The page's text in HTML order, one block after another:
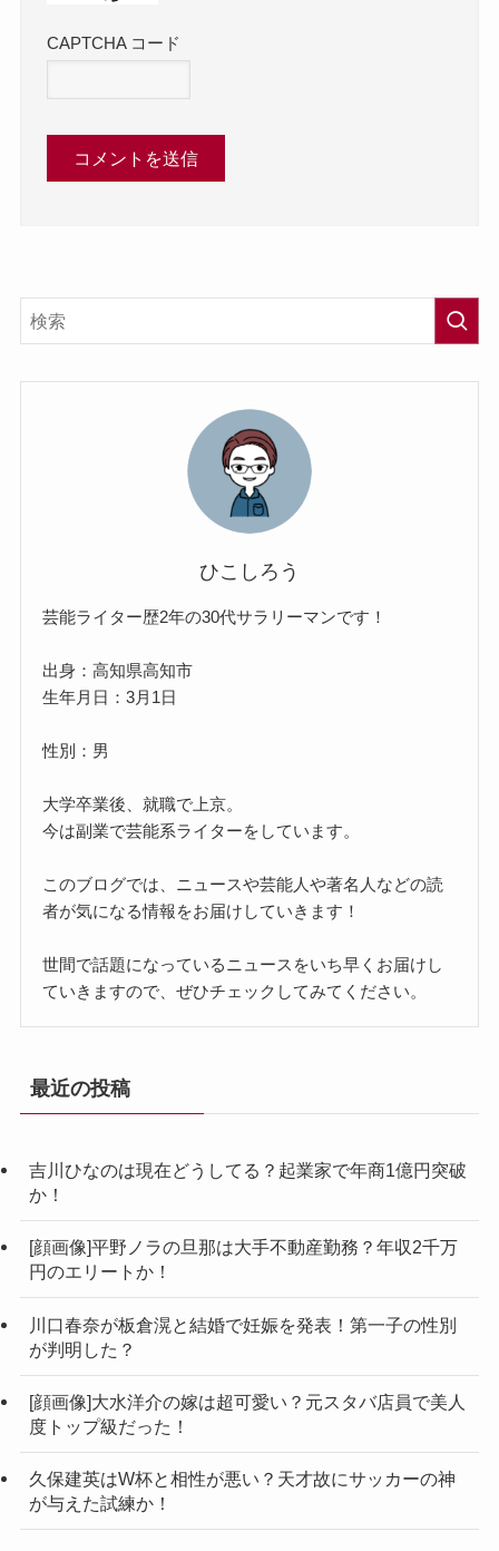
CAPTCHA コード
ひこしろう
芸能ライター歴2年の30代サラリーマンです！
出身：高知県高知市
生年月日：3月1日
性別：男
大学卒業後、就職で上京。
今は副業で芸能系ライターをしています。
このブログでは、ニュースや芸能人や著名人などの読
者が気になる情報をお届けしていきます！
世間で話題になっているニュースをいち早くお届けし
ていきますので、ぜひチェックしてみてください。
最近の投稿
吉川ひなのは現在どうしてる？起業家で年商1億円突破
か！
[顔画像]平野ノラの旦那は大手不動産勤務？年収2千万
円のエリートか！
川口春奈が板倉滉と結婚で妊娠を発表！第一子の性別
が判明した？
[顔画像]大水洋介の嫁は超可愛い？元スタバ店員で美人
度トップ級だった！
久保建英はW杯と相性が悪い？天才故にサッカーの神
が与えた試練か！